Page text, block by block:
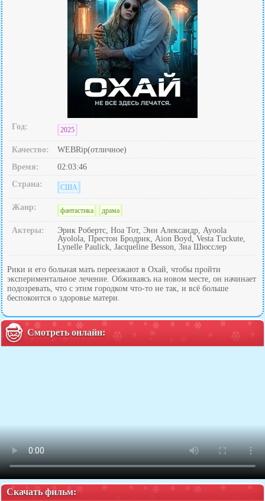
Год: 2025
Качество:
WEBRip(отличное)
Время:
02:03:46
Страна:
США
Жанр: фантастика драма
Актеры:
Эрик Робертс, Ноа Тот, Энн Александр, Ayoola
Ayolola, Престон Бродрик, Aion Boyd, Vesta Tuckute,
Lynelle Paulick, Jacqueline Besson, Зиа Шюсслер
Рики и его больная мать переезжают в Охай, чтобы пройти
экспериментальное лечение. Обживаясь на новом месте, он начинает
подозревать, что с этим городком что-то не так, и всё больше
беспокоится о здоровье матери.
Смотреть онлайн:
Скачать фильм: